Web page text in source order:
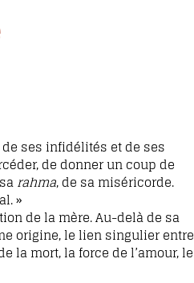
ses infidélités et de ses
de donner un coup de
rahma, de sa miséricorde.
»
de la mère. Au-delà de sa
origine, le lien singulier entre
la mort, la force de l’amour, le